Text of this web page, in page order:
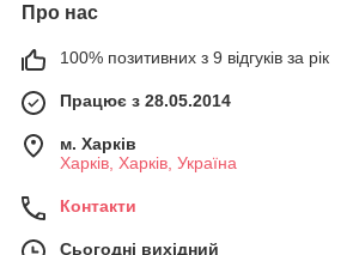
Про нас
100% позитивних з 9 відгуків за рік
Працює з 28.05.2014
м. Харків
Харків, Харків, Україна
Контакти
Сьогодні вихідний